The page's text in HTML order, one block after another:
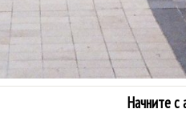
Начните с